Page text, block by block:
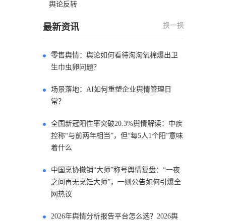
舆论反转
最新资讯 换一换
零售舆情：舆论如何看待淘淘氧棉爆出卫
生巾虫卵问题？
场景落地：AI如何重塑企业舆情管理日
常？
全国新冠阳性率突破20.3%舆情解读：中疾
控称“与前两年相当”，但“每5人1个阳”意味
着什么
中国烹协撤销“大师”称号舆情复盘：“一夜
之间再无烹饪大师”，一则公告如何引爆全
网热议
2026年舆情分析报告平台怎么选？2026舆